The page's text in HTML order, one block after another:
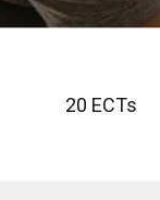
20 ECTs